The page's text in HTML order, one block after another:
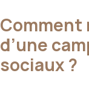
Comment
d’une
sociaux ?